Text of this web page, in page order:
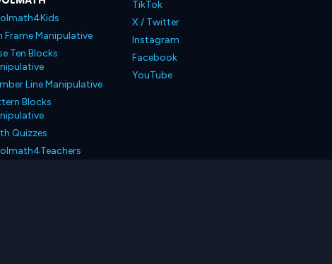
Frame Manipulative
Ten Blocks
Line Manipulative
Blocks
Quizzes
TikTok
X / Twitter
Instagram
Facebook
YouTube